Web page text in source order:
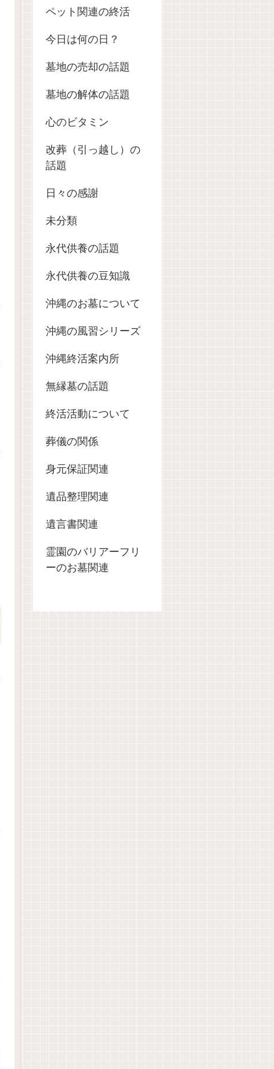
ペット関連の終活
今日は何の日？
墓地の売却の話題
墓地の解体の話題
心のビタミン
改葬（引っ越し）の
話題
日々の感謝
未分類
永代供養の話題
永代供養の豆知識
沖縄のお墓について
沖縄の風習シリーズ
沖縄終活案内所
無縁墓の話題
終活活動について
葬儀の関係
身元保証関連
遺品整理関連
遺言書関連
霊園のバリアーフリ
ーのお墓関連